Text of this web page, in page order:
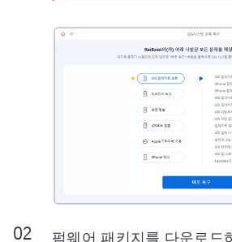
펌웨어 패키지를 다운로드